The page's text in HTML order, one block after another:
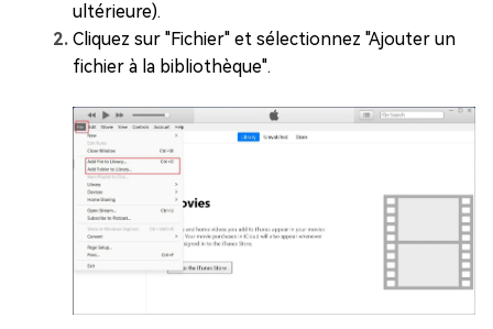
ultérieure).
Cliquez sur "Fichier" et sélectionnez "Ajouter un
fichier à la bibliothèque".